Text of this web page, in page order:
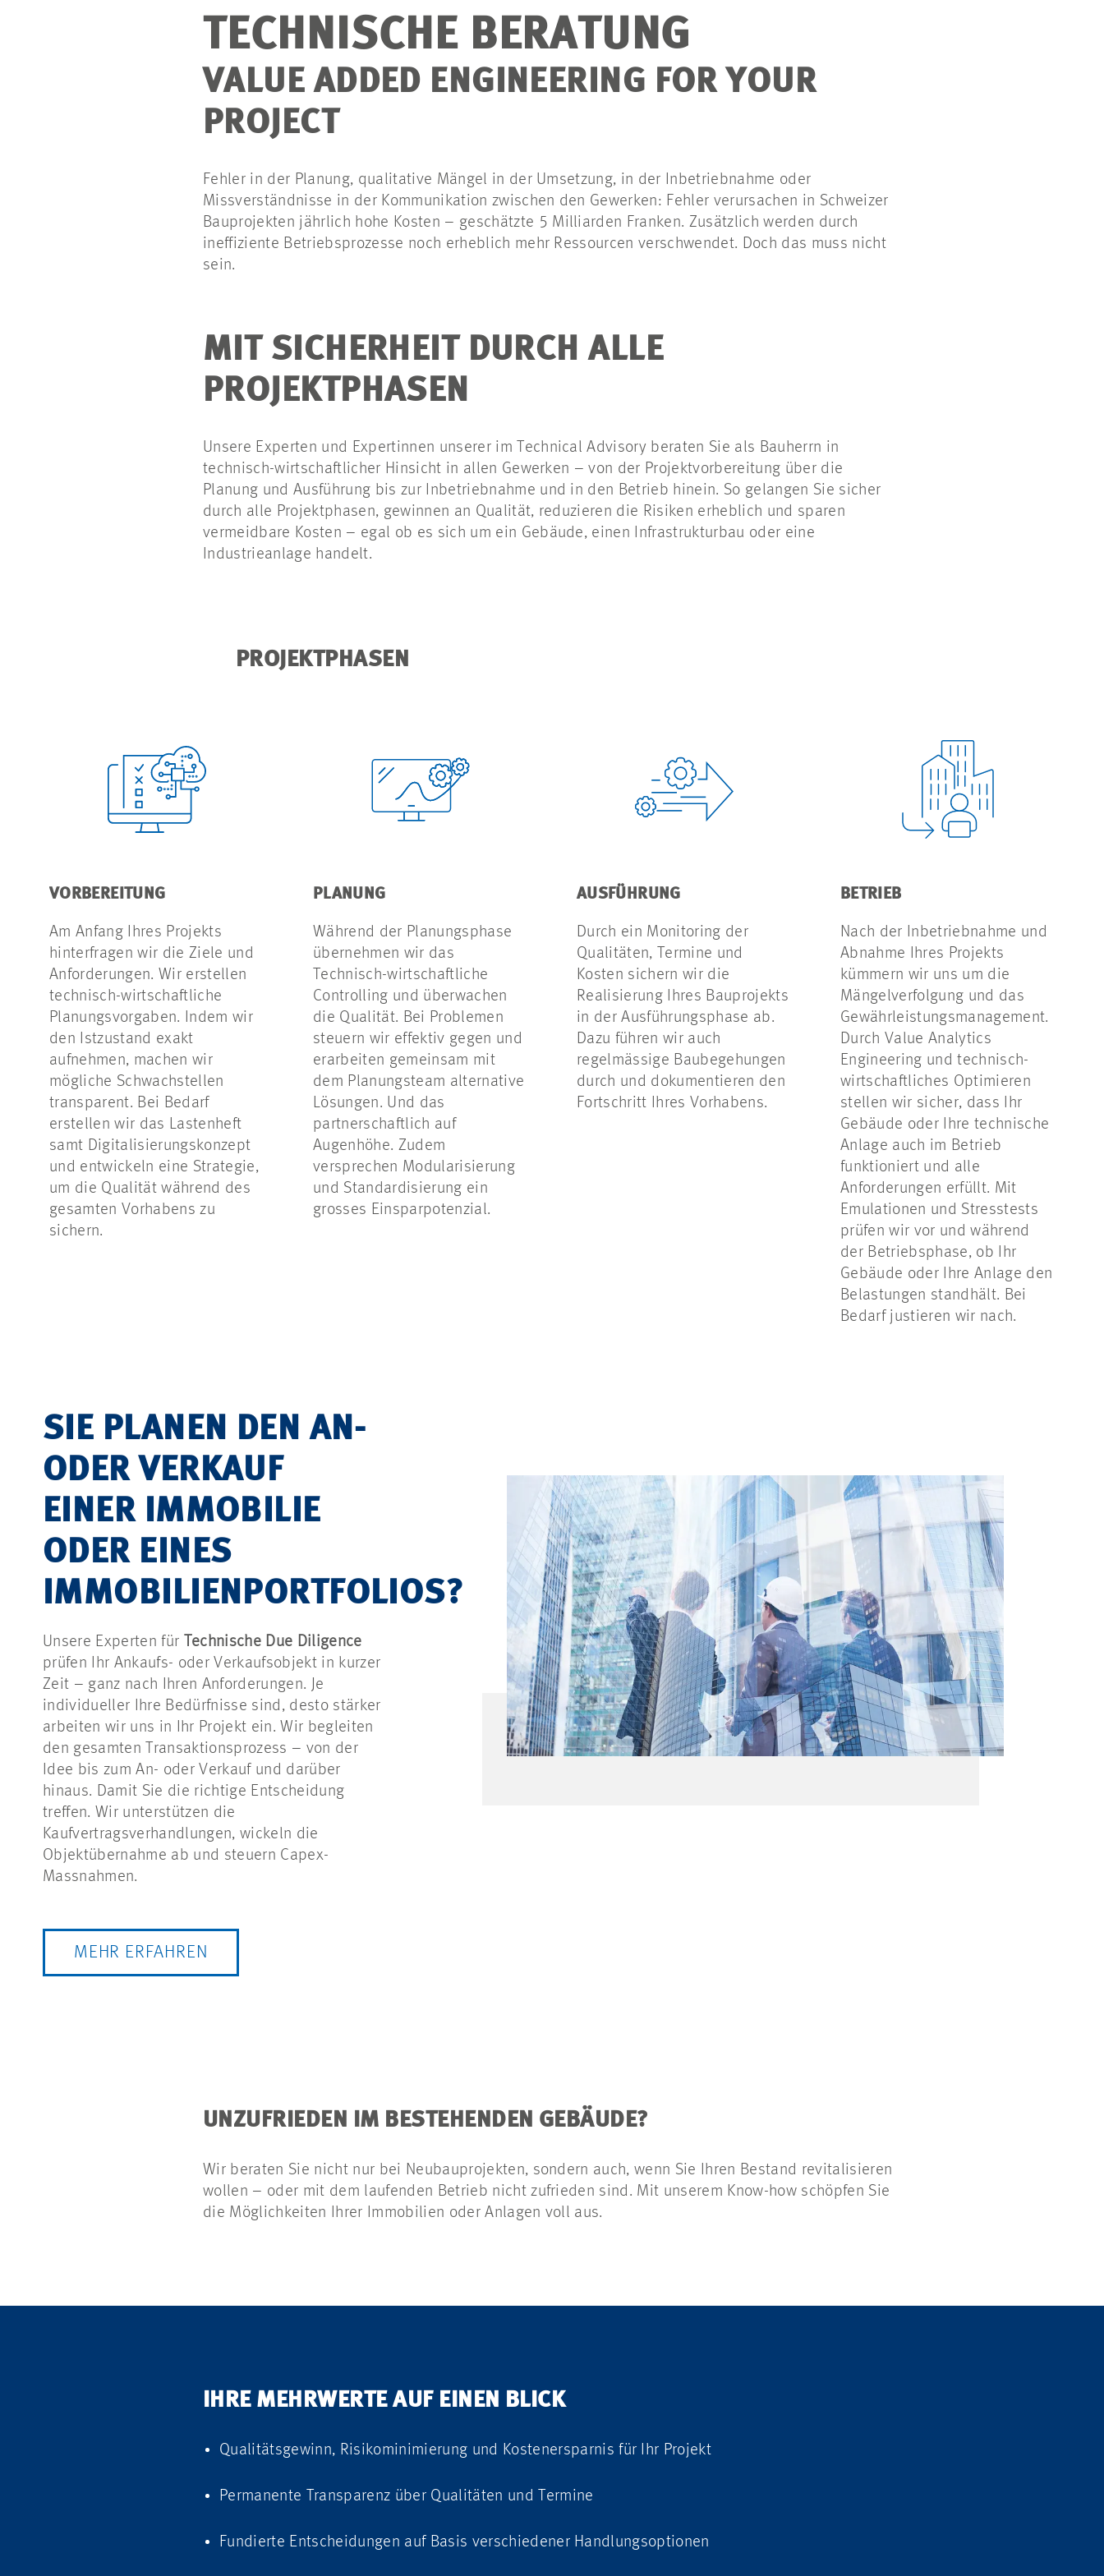
TECHNISCHE BERATUNG
VALUE ADDED ENGINEERING FOR YOUR
PROJECT
Fehler in der Planung, qualitative Mängel in der Umsetzung, in der Inbetriebnahme oder
Missverständnisse in der Kommunikation zwischen den Gewerken: Fehler verursachen in Schweizer
Bauprojekten jährlich hohe Kosten – geschätzte 5 Milliarden Franken. Zusätzlich werden durch
ineffiziente Betriebsprozesse noch erheblich mehr Ressourcen verschwendet. Doch das muss nicht
sein.
MIT SICHERHEIT DURCH ALLE
PROJEKTPHASEN
Unsere Experten und Expertinnen unserer im Technical Advisory beraten Sie als Bauherrn in
technisch-wirtschaftlicher Hinsicht in allen Gewerken – von der Projektvorbereitung über die
Planung und Ausführung bis zur Inbetriebnahme und in den Betrieb hinein. So gelangen Sie sicher
durch alle Projektphasen, gewinnen an Qualität, reduzieren die Risiken erheblich und sparen
vermeidbare Kosten – egal ob es sich um ein Gebäude, einen Infrastrukturbau oder eine
Industrieanlage handelt.
PROJEKTPHASEN
VORBEREITUNG
Am Anfang Ihres Projekts
hinterfragen wir die Ziele und
Anforderungen. Wir erstellen
technisch-wirtschaftliche
Planungsvorgaben. Indem wir
den Istzustand exakt
aufnehmen, machen wir
mögliche Schwachstellen
transparent. Bei Bedarf
erstellen wir das Lastenheft
samt Digitalisierungskonzept
und entwickeln eine Strategie,
um die Qualität während des
gesamten Vorhabens zu
sichern.
PLANUNG
Während der Planungsphase
übernehmen wir das
Technisch-wirtschaftliche
Controlling und überwachen
die Qualität. Bei Problemen
steuern wir effektiv gegen und
erarbeiten gemeinsam mit
dem Planungsteam alternative
Lösungen. Und das
partnerschaftlich auf
Augenhöhe. Zudem
versprechen Modularisierung
und Standardisierung ein
grosses Einsparpotenzial.
AUSFÜHRUNG
Durch ein Monitoring der
Qualitäten, Termine und
Kosten sichern wir die
Realisierung Ihres Bauprojekts
in der Ausführungsphase ab.
Dazu führen wir auch
regelmässige Baubegehungen
durch und dokumentieren den
Fortschritt Ihres Vorhabens.
BETRIEB
Nach der Inbetriebnahme und
Abnahme Ihres Projekts
kümmern wir uns um die
Mängelverfolgung und das
Gewährleistungsmanagement.
Durch Value Analytics
Engineering und technisch-
wirtschaftliches Optimieren
stellen wir sicher, dass Ihr
Gebäude oder Ihre technische
Anlage auch im Betrieb
funktioniert und alle
Anforderungen erfüllt. Mit
Emulationen und Stresstests
prüfen wir vor und während
der Betriebsphase, ob Ihr
Gebäude oder Ihre Anlage den
Belastungen standhält. Bei
Bedarf justieren wir nach.
SIE PLANEN DEN AN-
ODER VERKAUF
EINER IMMOBILIE
ODER EINES
IMMOBILIENPORTFOLIOS?
Unsere Experten für Technische Due Diligence
prüfen Ihr Ankaufs- oder Verkaufsobjekt in kurzer
Zeit – ganz nach Ihren Anforderungen. Je
individueller Ihre Bedürfnisse sind, desto stärker
arbeiten wir uns in Ihr Projekt ein. Wir begleiten
den gesamten Transaktionsprozess – von der
Idee bis zum An- oder Verkauf und darüber
hinaus. Damit Sie die richtige Entscheidung
treffen. Wir unterstützen die
Kaufvertragsverhandlungen, wickeln die
Objektübernahme ab und steuern Capex-
Massnahmen.
MEHR ERFAHREN
UNZUFRIEDEN IM BESTEHENDEN GEBÄUDE?
Wir beraten Sie nicht nur bei Neubauprojekten, sondern auch, wenn Sie Ihren Bestand revitalisieren
wollen – oder mit dem laufenden Betrieb nicht zufrieden sind. Mit unserem Know-how schöpfen Sie
die Möglichkeiten Ihrer Immobilien oder Anlagen voll aus.
IHRE MEHRWERTE AUF EINEN BLICK
Qualitätsgewinn, Risikominimierung und Kostenersparnis für Ihr Projekt
Permanente Transparenz über Qualitäten und Termine
Fundierte Entscheidungen auf Basis verschiedener Handlungsoptionen